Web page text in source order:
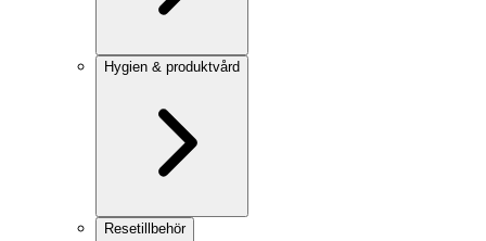
Hygien & produktvård
Resetillbehör